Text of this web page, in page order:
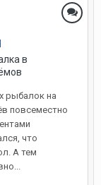
в
рыбалок на
повсеместно
что
А тем